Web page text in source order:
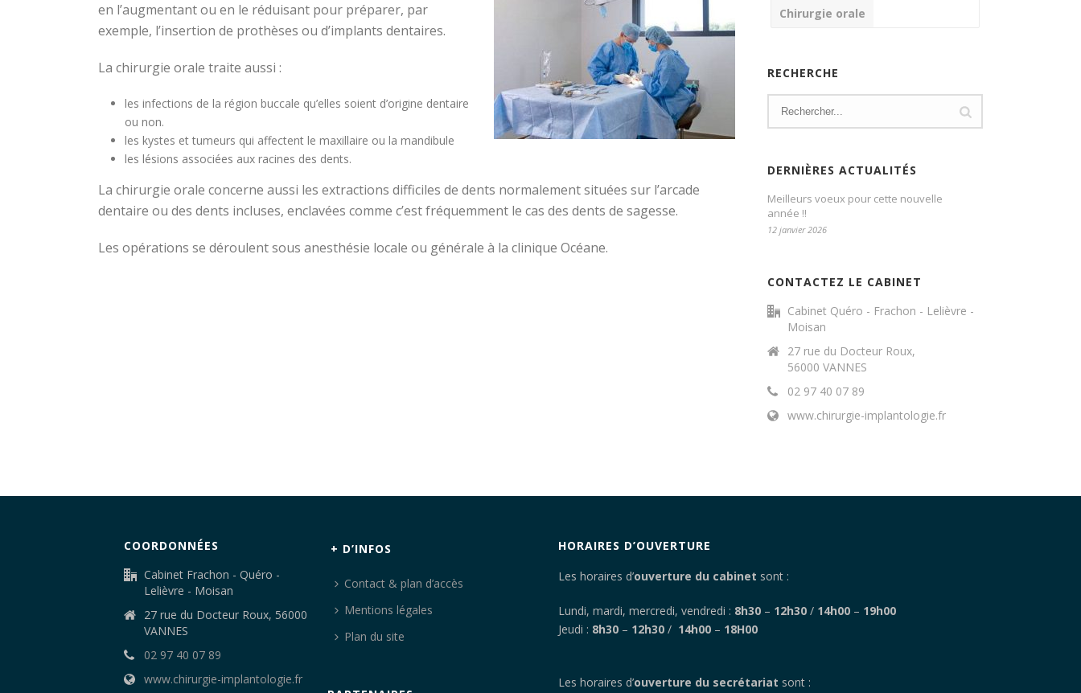
en l’augmentant ou en le réduisant pour préparer, par
exemple, l’insertion de prothèses ou d’implants dentaires.
La chirurgie orale traite aussi :
les infections de la région buccale qu’elles soient d’origine dentaire
ou non.
les kystes et tumeurs qui affectent le maxillaire ou la mandibule
les lésions associées aux racines des dents.
La chirurgie orale concerne aussi les extractions difficiles de dents normalement situées sur l’arcade
dentaire ou des dents incluses, enclavées comme c’est fréquemment le cas des dents de sagesse.
Les opérations se déroulent sous anesthésie locale ou générale à la clinique Océane.
Chirurgie orale
RECHERCHE
DERNIÈRES ACTUALITÉS
Meilleurs voeux pour cette nouvelle
année !!
12 janvier 2026
CONTACTEZ LE CABINET
Cabinet Quéro - Frachon - Lelièvre -
Moisan
27 rue du Docteur Roux,
56000 VANNES
02 97 40 07 89
www.chirurgie-implantologie.fr
COORDONNÉES
Cabinet Frachon - Quéro -
Lelièvre - Moisan
27 rue du Docteur Roux, 56000
VANNES
02 97 40 07 89
www.chirurgie-implantologie.fr
+ D’INFOS
Contact & plan d’accès
Mentions légales
Plan du site
HORAIRES D’OUVERTURE
Les horaires d’ouverture du cabinet sont :
Lundi, mardi, mercredi, vendredi : 8h30 – 12h30 / 14h00 – 19h00
Jeudi : 8h30 – 12h30 / 14h00 – 18H00
Les horaires d’ouverture du secrétariat sont :